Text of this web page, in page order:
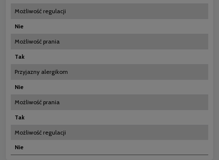
Możliwość regulacji
Nie
Możliwość prania
Tak
Przyjazny alergikom
Nie
Możliwość prania
Tak
Możliwość regulacji
Nie